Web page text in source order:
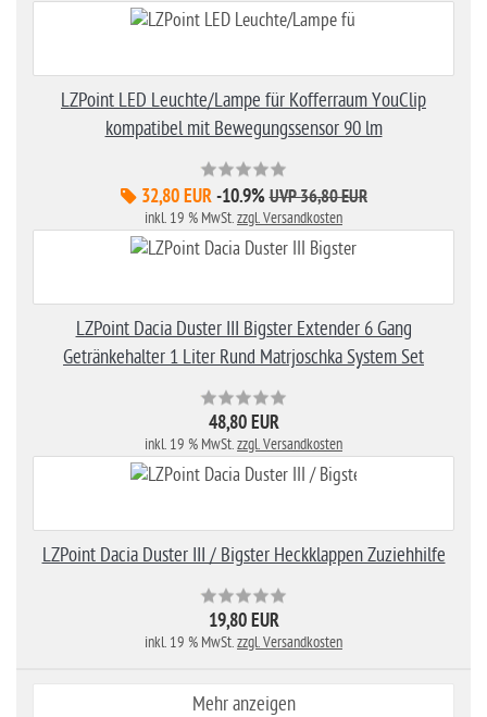
LZPoint LED Leuchte/Lampe für Kofferraum YouClip
kompatibel mit Bewegungssensor 90 lm
32,80 EUR -10.9% UVP 36,80 EUR
inkl. 19 % MwSt.zzgl. Versandkosten
LZPoint Dacia Duster III Bigster Extender 6 Gang
Getränkehalter 1 Liter Rund Matrjoschka System Set
48,80 EUR
inkl. 19 % MwSt.zzgl. Versandkosten
LZPoint Dacia Duster III / Bigster Heckklappen Zuziehhilfe
19,80 EUR
inkl. 19 % MwSt.zzgl. Versandkosten
Mehr anzeigen